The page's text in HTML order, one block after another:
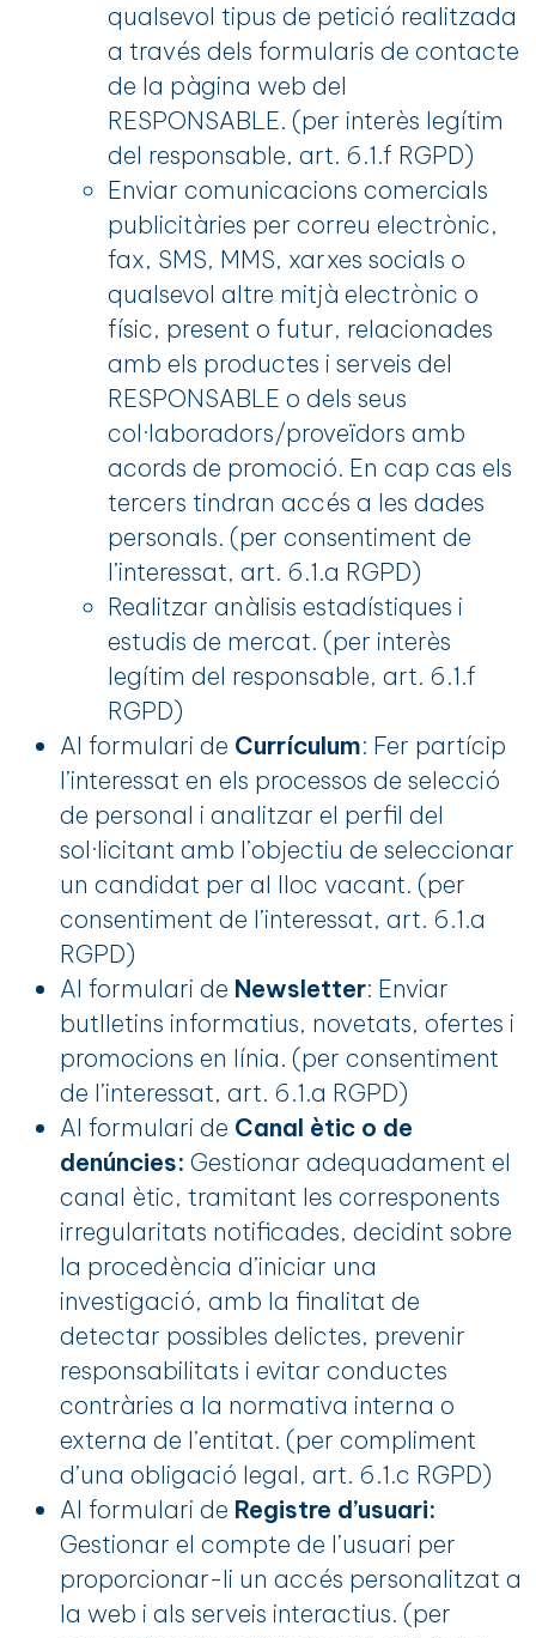
qualsevol tipus de petició realitzada
a través dels formularis de contacte
de la pàgina web del
RESPONSABLE. (per interès legítim
del responsable, art. 6.1.f RGPD)
Enviar comunicacions comercials
publicitàries per correu electrònic,
fax, SMS, MMS, xarxes socials o
qualsevol altre mitjà electrònic o
físic, present o futur, relacionades
amb els productes i serveis del
RESPONSABLE o dels seus
col·laboradors/proveïdors amb
acords de promoció. En cap cas els
tercers tindran accés a les dades
personals. (per consentiment de
l’interessat, art. 6.1.a RGPD)
Realitzar anàlisis estadístiques i
estudis de mercat. (per interès
legítim del responsable, art. 6.1.f
RGPD)
Al formulari de Currículum: Fer partícip
l’interessat en els processos de selecció
de personal i analitzar el perfil del
sol·licitant amb l’objectiu de seleccionar
un candidat per al lloc vacant. (per
consentiment de l’interessat, art. 6.1.a
RGPD)
Al formulari de Newsletter: Enviar
butlletins informatius, novetats, ofertes i
promocions en línia. (per consentiment
de l’interessat, art. 6.1.a RGPD)
Al formulari de Canal ètic o de
denúncies: Gestionar adequadament el
canal ètic, tramitant les corresponents
irregularitats notificades, decidint sobre
la procedència d’iniciar una
investigació, amb la finalitat de
detectar possibles delictes, prevenir
responsabilitats i evitar conductes
contràries a la normativa interna o
externa de l’entitat. (per compliment
d’una obligació legal, art. 6.1.c RGPD)
Al formulari de Registre d’usuari:
Gestionar el compte de l’usuari per
proporcionar-li un accés personalitzat a
la web i als serveis interactius. (per